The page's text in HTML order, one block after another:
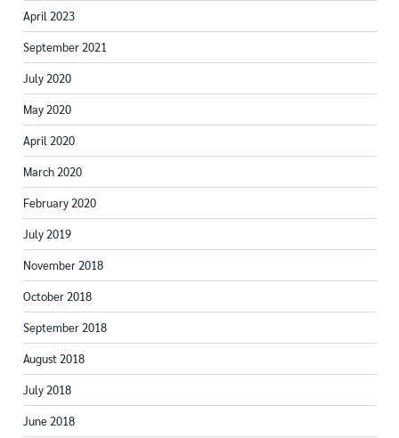
April 2023
September 2021
July 2020
May 2020
April 2020
March 2020
February 2020
July 2019
November 2018
October 2018
September 2018
August 2018
July 2018
June 2018